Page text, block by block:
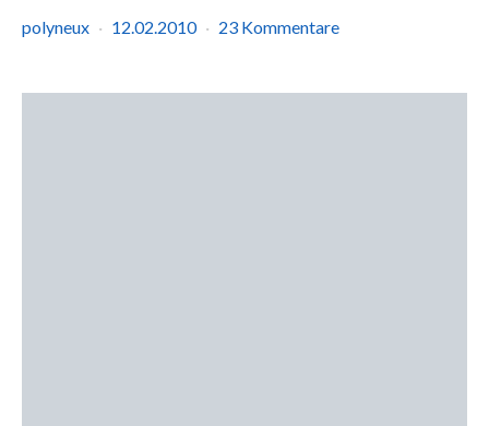
polyneux 12.02.2010 23 Kommentare